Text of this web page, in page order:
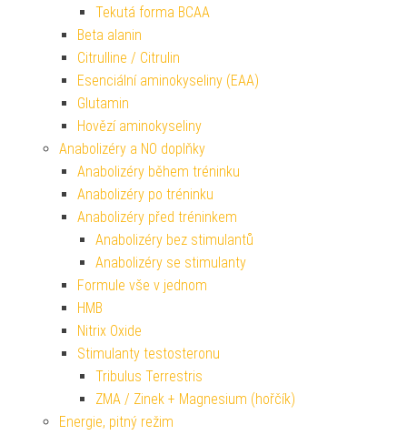
Tekutá forma BCAA
Beta alanin
Citrulline / Citrulin
Esenciální aminokyseliny (EAA)
Glutamin
Hovězí aminokyseliny
Anabolizéry a NO doplňky
Anabolizéry během tréninku
Anabolizéry po tréninku
Anabolizéry před tréninkem
Anabolizéry bez stimulantů
Anabolizéry se stimulanty
Formule vše v jednom
HMB
Nitrix Oxide
Stimulanty testosteronu
Tribulus Terrestris
ZMA / Zinek + Magnesium (hořčík)
Energie, pitný režim